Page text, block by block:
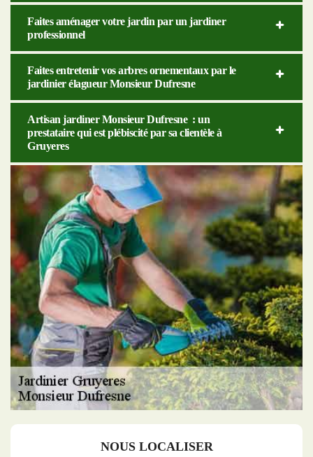
Faites aménager votre jardin par un jardiner
professionnel
Faites entretenir vos arbres ornementaux par le
jardinier élagueur Monsieur Dufresne
Artisan jardiner Monsieur Dufresne : un
prestataire qui est plébiscité par sa clientèle à
Gruyeres
NOUS LOCALISER